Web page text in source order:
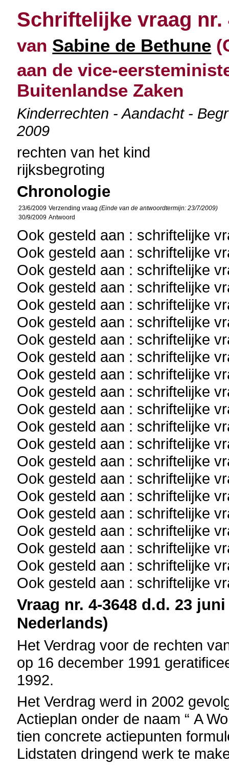
Schriftelijke vraag nr.
van Sabine de Bethune
aan de vice-
Buitenlandse Zaken
Kinderrechten - Aandacht -
2009
rechten van het kind
rijksbegroting
Chronologie
23/6/2009 Verzending vraag(Einde van de antwoordtermijn: 23/7/2009)
30/9/2009 Antwoord
Ook gesteld aan : schriftelijke
Ook gesteld aan : schriftelijke
Ook gesteld aan : schriftelijke
Ook gesteld aan : schriftelijke
Ook gesteld aan : schriftelijke
Ook gesteld aan : schriftelijke
Ook gesteld aan : schriftelijke
Ook gesteld aan : schriftelijke
Ook gesteld aan : schriftelijke
Ook gesteld aan : schriftelijke
Ook gesteld aan : schriftelijke
Ook gesteld aan : schriftelijke
Ook gesteld aan : schriftelijke
Ook gesteld aan : schriftelijke
Ook gesteld aan : schriftelijke
Ook gesteld aan : schriftelijke
Ook gesteld aan : schriftelijke
Ook gesteld aan : schriftelijke
Ook gesteld aan : schriftelijke
Ook gesteld aan : schriftelijke
Ook gesteld aan : schriftelijke
Vraag nr. 4-3648 d.d. 23
Nederlands)
Het Verdrag voor de rechten
op 16 december 1991
1992.
Het Verdrag werd in 2002
Actieplan onder de naam “ A
tien concrete actiepunten
Lidstaten dringend werk te